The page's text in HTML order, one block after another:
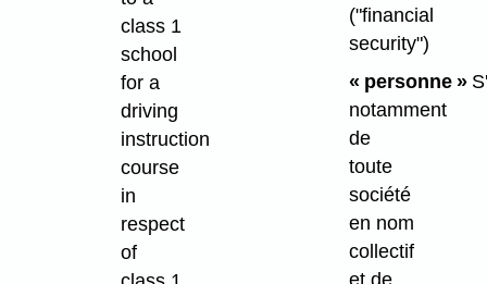
class 1
school
for a
driving
instruction
course
in
respect
of
("financial
security")
« personne »
notamment
de
toute
société
en nom
collectif